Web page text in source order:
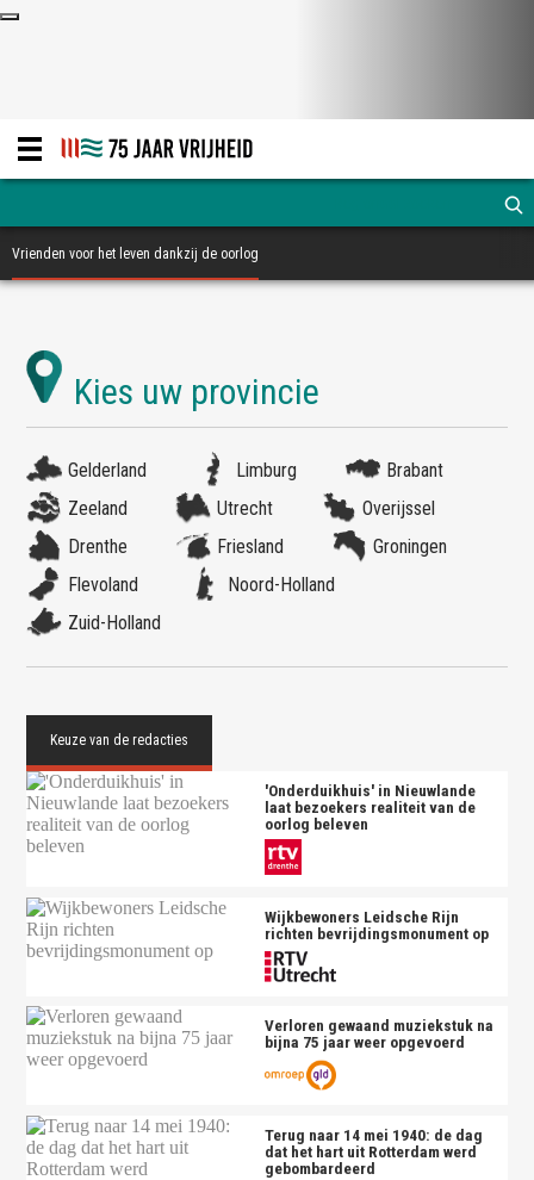
Vrienden voor het leven dankzij de oorlog
Gelderland Limburg
Brabant
Zeeland
Utrecht
Overijssel
Drenthe
Friesland
Groningen
Flevoland
Noord-Holland
Zuid-Holland
'Onderduikhuis' in Nieuwlande
laat bezoekers realiteit van de
oorlog beleven
Wijkbewoners Leidsche Rijn
richten bevrijdingsmonument op
Verloren gewaand muziekstuk na
bijna 75 jaar weer opgevoerd
Terug naar 14 mei 1940: de dag
dat het hart uit Rotterdam werd
gebombardeerd